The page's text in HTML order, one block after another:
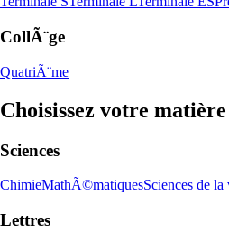
CollÃ¨ge
QuatriÃ¨me
Choisissez votre matière
Sciences
ChimieMathÃ©matiquesSciences de
Lettres